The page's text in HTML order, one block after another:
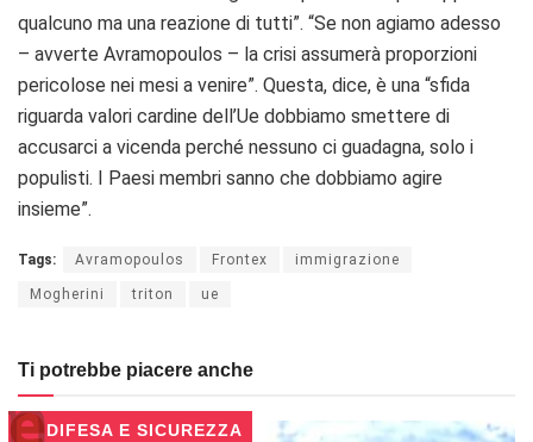
qualcuno ma una reazione di tutti”. “Se non agiamo adesso
– avverte Avramopoulos – la crisi assumerà proporzioni
pericolose nei mesi a venire”. Questa, dice, è una “sfida
riguarda valori cardine dell’Ue dobbiamo smettere di
accusarci a vicenda perché nessuno ci guadagna, solo i
populisti. I Paesi membri sanno che dobbiamo agire
insieme”.
Tags: Avramopoulos Frontex immigrazione
Mogherini triton ue
Ti potrebbe piacere anche
DIFESA E SICUREZZA